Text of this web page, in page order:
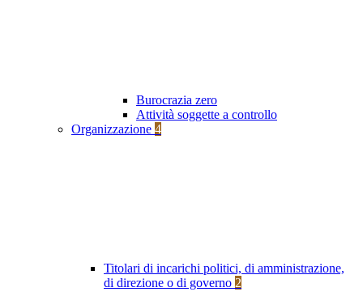
Burocrazia zero
Attività soggette a controllo
Organizzazione 4
Titolari di incarichi politici, di amministrazione,
di direzione o di governo 2